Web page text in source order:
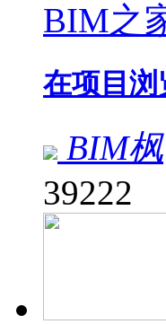
BIM之
在项目
BIM枫
39222